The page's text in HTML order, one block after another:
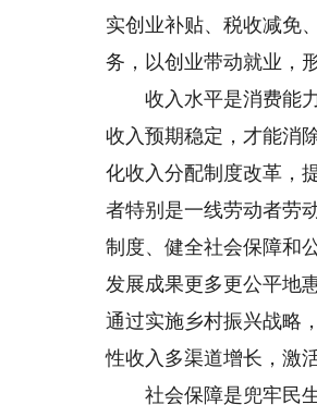
实创业补贴、税收减免
务，以创业带动就业，
收入水平是消费能力
收入预期稳定，才能消
化收入分配制度改革，
者特别是一线劳动者劳
制度、健全社会保障和
发展成果更多更公平地
通过实施乡村振兴战略
性收入多渠道增长，激
社会保障是兜牢民生